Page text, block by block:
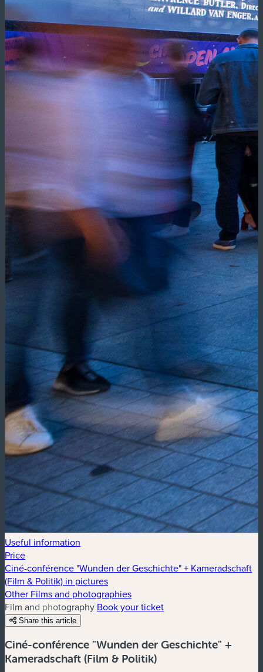
Useful information
Price
Ciné-conférence "Wunden der Geschichte" + Kameradschaft
(Film & Politik) in pictures
Other Films and photographies
Film and photography Book your ticket
Share this article
Ciné-conférence "Wunden der Geschichte" +
Kameradschaft (Film & Politik)